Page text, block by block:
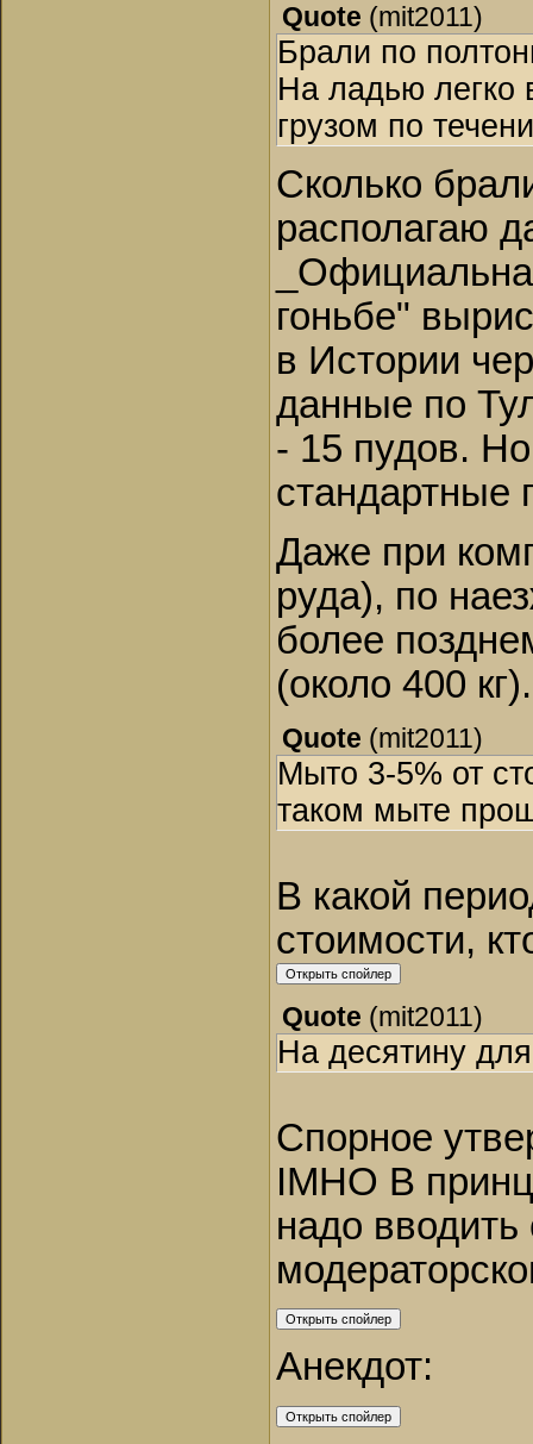
Quote (mit2011)
Брали по
На ладью легко
грузом по
Сколько
располагаю
гоньбе"
в Истории
данные по
- 15 пудов.
стандартные
Даже при
руда), по
более
(около 400 кг).
Quote (mit2011)
Мыто 3-5% от
таком мыте
В какой
стоимости,
Quote (mit2011)
На десятину
Спорное
IMHO В
надо вводить
Анекдот: